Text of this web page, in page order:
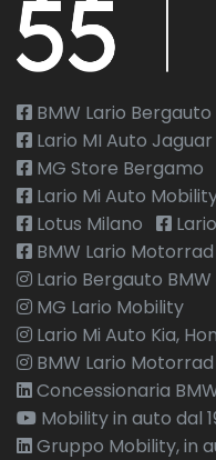
BMW Lario Bergauto
Lario MI Auto
MG Store Bergamo
Lario Mi Auto
Lotus Milano
BMW Lario Motorrad
Lario Bergauto BMW
MG Lario Mobility
Lario Mi Auto Kia,
BMW Lario Motorrad
Concessionaria
Mobility in auto dal
Gruppo Mobility, in